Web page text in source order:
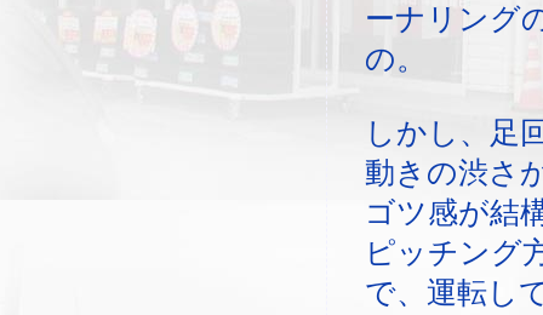
ーナリング
の。
しかし、足
動きの渋さ
ゴツ感が結
ピッチング
で、運転し